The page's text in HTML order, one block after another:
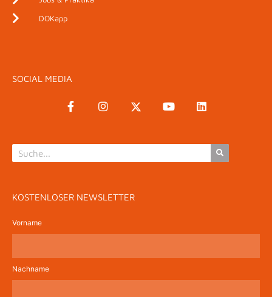
DOKapp
SOCIAL MEDIA
KOSTENLOSER NEWSLETTER
Vorname
Nachname